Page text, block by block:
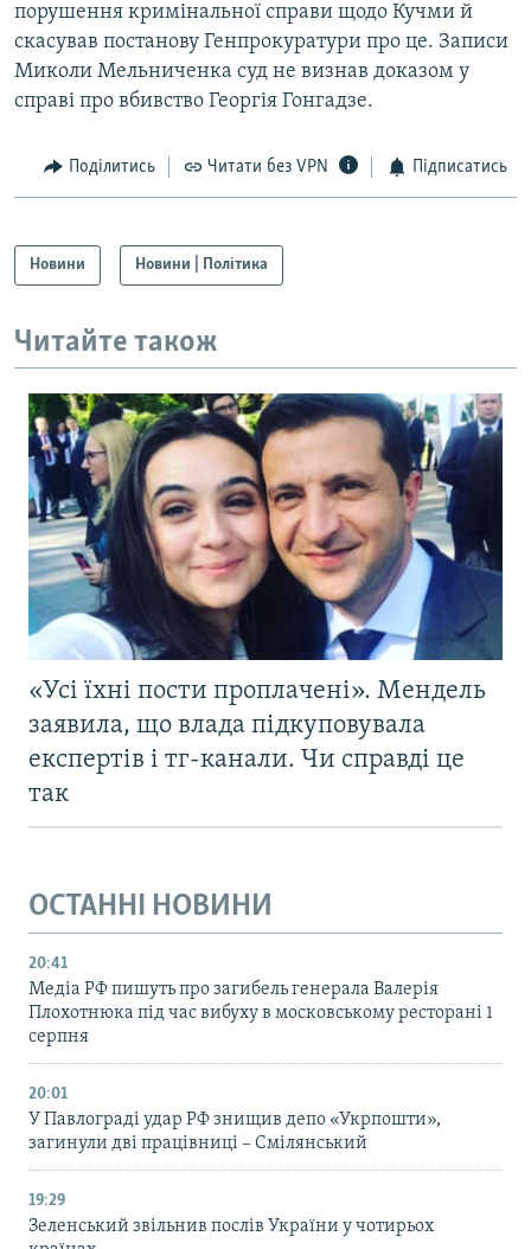
порушення кримінальної справи щодо Кучми й
скасував постанову Генпрокуратури про це. Записи
Миколи Мельниченка суд не визнав доказом у
справі про вбивство Георгія Гонгадзе.
Поділитись Читати без VPN Підписатись
Новини Новини | Політика
Читайте також
«Усі їхні пости проплачені». Мендель
заявила, що влада підкуповувала
експертів і тг-канали. Чи справді це
так
ОСТАННІ НОВИНИ
20:41
Медіа РФ пишуть про загибель генерала Валерія
Плохотнюка під час вибуху в московському ресторані 1
серпня
20:01
У Павлограді удар РФ знищив депо «Укрпошти»,
загинули дві працівниці – Смілянський
19:29
Зеленський звільнив послів України у чотирьох